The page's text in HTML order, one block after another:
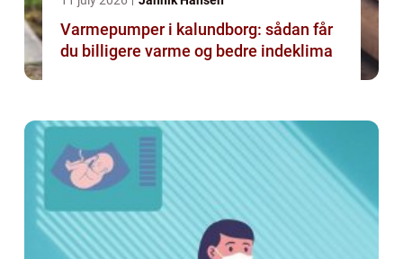
Varmepumper i kalundborg: sådan får
du billigere varme og bedre indeklima